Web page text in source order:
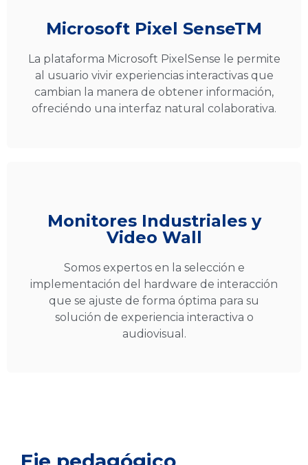
Microsoft Pixel SenseTM
La plataforma Microsoft PixelSense le permite
al usuario vivir experiencias interactivas que
cambian la manera de obtener información,
ofreciéndo una interfaz natural colaborativa.
Monitores Industriales y
Video Wall
Somos expertos en la selección e
implementación del hardware de interacción
que se ajuste de forma óptima para su
solución de experiencia interactiva o
audiovisual.